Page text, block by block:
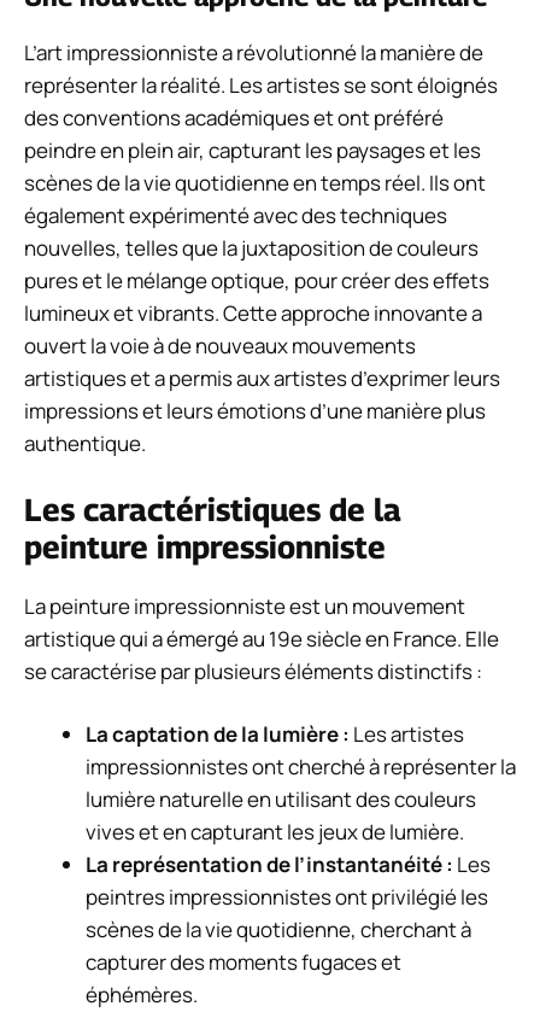
L’art impressionniste a révolutionné la manière de
représenter la réalité. Les artistes se sont éloignés
des conventions académiques et ont préféré
peindre en plein air, capturant les paysages et les
scènes de la vie quotidienne en temps réel. Ils ont
également expérimenté avec des techniques
nouvelles, telles que la juxtaposition de couleurs
pures et le mélange optique, pour créer des effets
lumineux et vibrants. Cette approche innovante a
ouvert la voie à de nouveaux mouvements
artistiques et a permis aux artistes d’exprimer leurs
impressions et leurs émotions d’une manière plus
authentique.
Les caractéristiques de la
peinture impressionniste
La peinture impressionniste est un mouvement
artistique qui a émergé au 19e siècle en France. Elle
se caractérise par plusieurs éléments distinctifs :
La captation de la lumière : Les artistes
impressionnistes ont cherché à représenter la
lumière naturelle en utilisant des couleurs
vives et en capturant les jeux de lumière.
La représentation de l’instantanéité : Les
peintres impressionnistes ont privilégié les
scènes de la vie quotidienne, cherchant à
capturer des moments fugaces et
éphémères.